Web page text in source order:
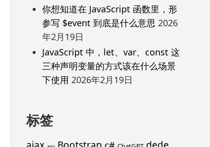
你想知道在 JavaScript 函数里，形
参写 $event 到底是什么意思 2026
年2月19日
JavaScript 中，let、var、const 这
三种声明变量的方式该在什么场景
下使用 2026年2月19日
标签